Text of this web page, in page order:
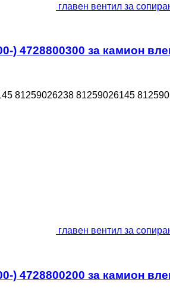
главен вентил за
) 4728800300 за камион
81259026238 81259026145
главен вентил за
) 4728800200 за камион